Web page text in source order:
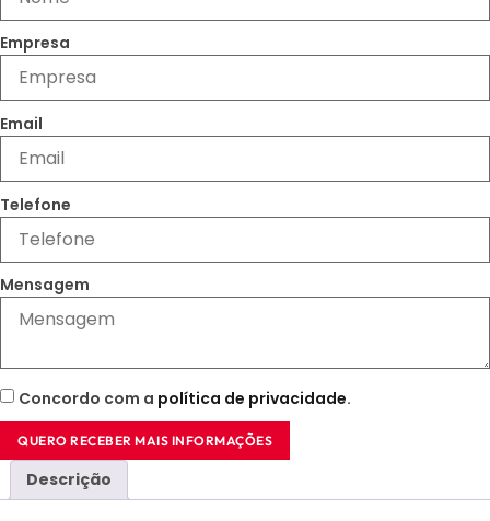
Empresa
Email
Telefone
Mensagem
Concordo com a política de privacidade.
QUERO RECEBER MAIS INFORMAÇÕES
Descrição